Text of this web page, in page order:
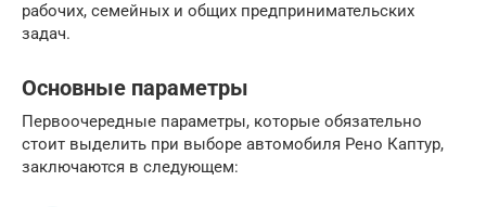
рабочих, семейных и общих предпринимательских
задач.
Основные параметры
Первоочередные параметры, которые обязательно
стоит выделить при выборе автомобиля Рено Каптур,
заключаются в следующем: